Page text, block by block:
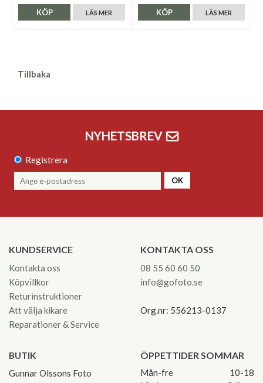
LÄS MER
KÖP LÄS MER
KÖP
Tillbaka
NYHETSBREV
Registrera
OK
KUNDSERVICE
Kontakta oss
Köpvillkor
Returinstruktioner
Att välja kikare
Reparationer & Service
KONTAKTA OSS
08 55 60 60 50
info@gofoto.se
Org.nr: 556213-0137
BUTIK
Gunnar Olssons Foto
ÖPPETTIDER SOMMAR
Mån-fre
10-18